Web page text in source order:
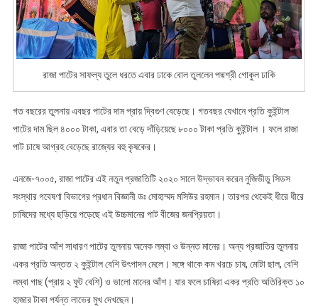
রাজা পাটের সাফল্য তুলে ধরতে এবার ঢাকে বোল তুললেন পদ্মশ্রী গোকুল ঢাকি
গত বছরের তুলনায় এবছর পাটের দাম প্রায় দ্বিগুণ বেড়েছে। গতবছর যেখানে প্রতি কুইন্টাল
পাটের দাম ছিল ৪০০০ টাকা, এবার তা বেড়ে দাঁড়িয়েছে ৮০০০ টাকা প্রতি কুইন্টাল । ফলে রাজা
পাট চাষে আগ্রহ বেড়েছে রাজ্যের বহু কৃষকের।
এনজে-৭০০৫, রাজা পাটের এই নতুন প্রজাতিটি ২০২০ সালে উদ্ভাবন করেন নুজিভীডু সিডস
সংস্থার গবেষণা বিভাগের প্রধান বিজ্ঞানী ডঃ মোহাম্মদ মসিউর রহমান। তারপর থেকেই ধীরে ধীরে
চাষিদের মধ্যে ছড়িয়ে পড়েছে এই উচ্চমানের পাট বীজের জনপ্রিয়তা।
রাজা পাটের আঁশ সাধারণ পাটের তুলনায় অনেক লম্বা ও উন্নত মানের। অন্য প্রজাতির তুলনায়
একর প্রতি অন্তত ২ কুইন্টাল বেশি উৎপাদন মেলে। সঙ্গে থাকে কম খরচে চাষ, মোটা ছাল, বেশি
লম্বা গাছ (প্রায় ২ ফুট বেশি) ও ভালো মানের আঁশ। যার ফলে চাষিরা একর প্রতি অতিরিক্ত ১০
হাজার টাকা পর্যন্ত লাভের মুখ দেখছেন।